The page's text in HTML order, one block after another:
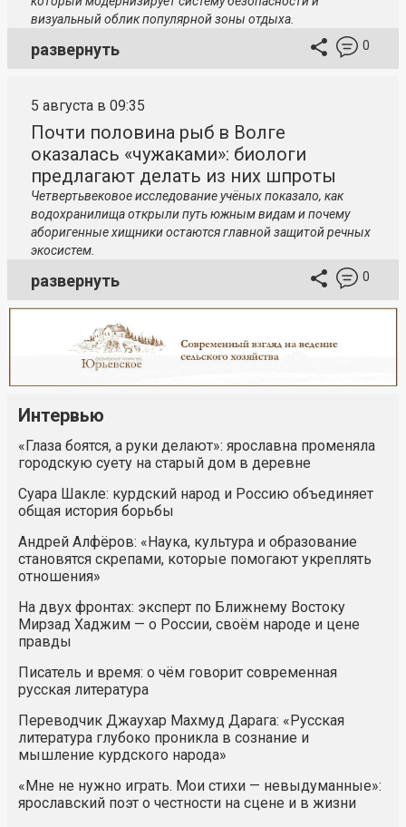
визуальный облик популярной зоны отдыха.
развернуть 0
5 августа в 09:35
Почти половина рыб в Волге
оказалась «чужаками»: биологи
предлагают делать из них шпроты
Четвертьвековое исследование учёных показало, как
водохранилища открыли путь южным видам и почему
аборигенные хищники остаются главной защитой речных
экосистем.
развернуть 0
Интервью
«Глаза боятся, а руки делают»: ярославна променяла
городскую суету на старый дом в деревне
Суара Шакле: курдский народ и Россию объединяет
общая история борьбы
Андрей Алфёров: «Наука, культура и образование
становятся скрепами, которые помогают укреплять
отношения»
На двух фронтах: эксперт по Ближнему Востоку
Мирзад Хаджим — о России, своём народе и цене
правды
Писатель и время: о чём говорит современная
русская литература
Переводчик Джаухар Махмуд Дарага: «Русская
литература глубоко проникла в сознание и
мышление курдского народа»
«Мне не нужно играть. Мои стихи — невыдуманные»:
ярославский поэт о честности на сцене и в жизни